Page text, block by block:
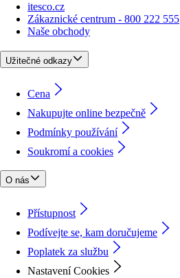
itesco.cz
Zákaznické centrum - 800 222 555
Naše obchody
Užitečné odkazy
Cena
Nakupujte online bezpečně
Podmínky používání
Soukromí a cookies
O nás
Přístupnost
Podívejte se, kam doručujeme
Poplatek za službu
Nastavení Cookies